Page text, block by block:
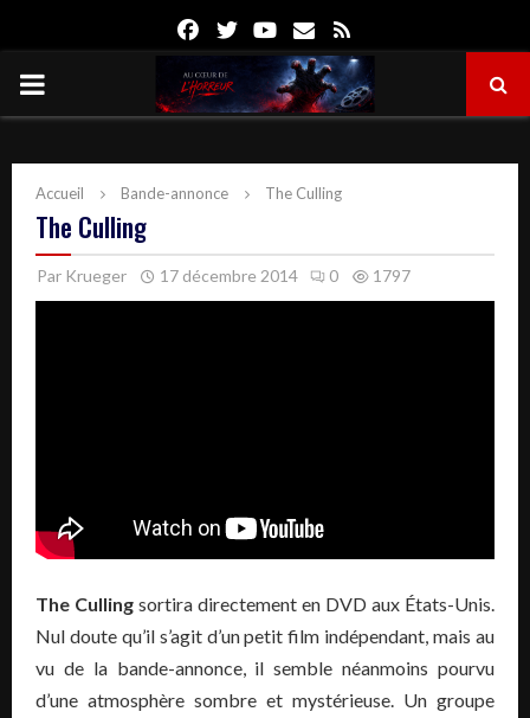
FacebookTwitterYoutube
Email
PRIMARY
Accueil Bande-annonce The Culling
The Culling
Par Krueger 17 décembre 2014 0 1797
The Culling sortira directement en DVD aux États-Unis.
Nul doute qu’il s’agit d’un petit film indépendant, mais au
vu de la bande-annonce, il semble néanmoins pourvu
d’une atmosphère sombre et mystérieuse. Un groupe